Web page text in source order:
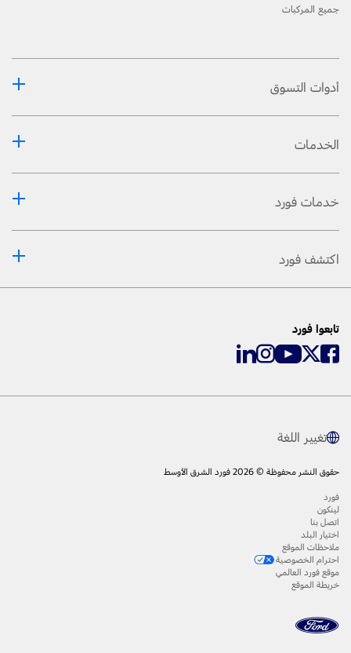
جميع المركبات
أدوات التسوق
الخدمات
خدمات فورد
اكتشف فورد
تابعوا فورد
تغيير اللغة
حقوق النشر محفوظة © 2026 فورد الشرق الأوسط
فورد
لينكون
اتصل بنا
اختيار البلد
ملاحظات الموقع
احترام الخصوصية
موقع فورد العالمي
خريطة الموقع